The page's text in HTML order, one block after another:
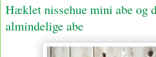
Hæklet nissehue mini abe og
almindelige abe